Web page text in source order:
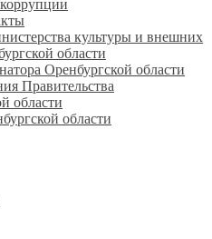
культуры и внешних
области
Оренбургской области
Правительства
области
области